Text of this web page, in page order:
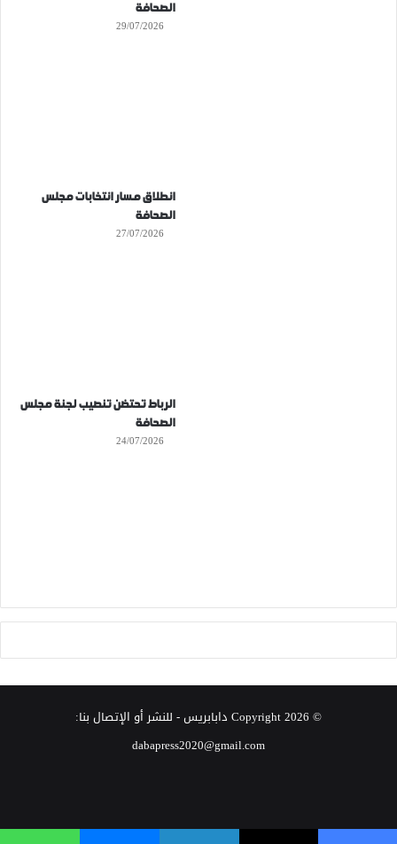
الصحافة
29/07/2026
انطلاق مسار انتخابات مجلس
الصحافة
27/07/2026
الرباط تحتضن تنصيب لجنة مجلس
الصحافة
24/07/2026
© Copyright 2026 دابابريس- للنشر أو الإتصال بنا:
dabapress2020@gmail.com